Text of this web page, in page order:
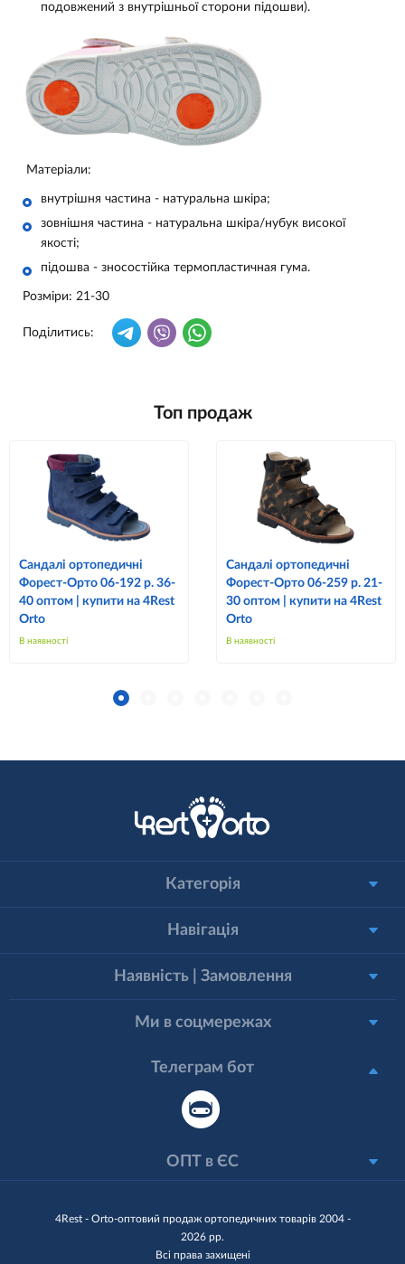
подовжений з внутрішньої сторони підошви).
Матеріали:
внутрішня частина - натуральна шкіра;
зовнішня частина - натуральна шкіра/нубук високої
якості;
підошва - зносостійка термопластичная гума.
Розміри: 21-30
Поділитись:
Топ продаж
Сандалі ортопедичні
Форест-Орто 06-192 р. 36-
40 оптом | купити на 4Rest
Orto
В наявності
Сандалі ортопедичні
Форест-Орто 06-259 р. 21-
30 оптом | купити на 4Rest
Orto
В наявності
4Rest - Orto-оптовий продаж ортопедичних товарів 2004 -
2026 рр.
Всі права захищені
Категорія
Навігація
Наявність | Замовлення
Ми в соцмережах
Телеграм бот
ОПТ в ЄС